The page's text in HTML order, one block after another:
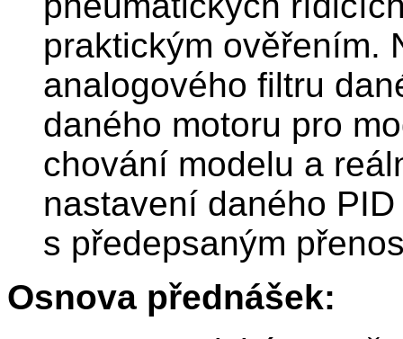
praktickým ověřením.
analogového filtru
daného motoru pro
chování modelu a
nastavení daného
s předepsaným
Osnova přednášek: